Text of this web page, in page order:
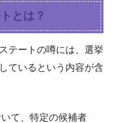
とは？
テートの噂には、選挙
ているという内容が含
て、特定の候補者